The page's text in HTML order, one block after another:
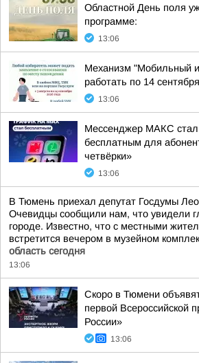
Областной День поля
программе:
13:06
Механизм "Мобильный
работать по 14 сентября
13:06
Мессенджер MАКС
бесплатным для
четвёрки»
13:06
В Тюмень приехал депутат Госдумы
Очевидцы сообщили нам, что увидели
городе. Известно, что с местными
встретится вечером в музейном
область сегодня
13:06
Скоро в Тюмени
первой Всероссийской
России»
13:06